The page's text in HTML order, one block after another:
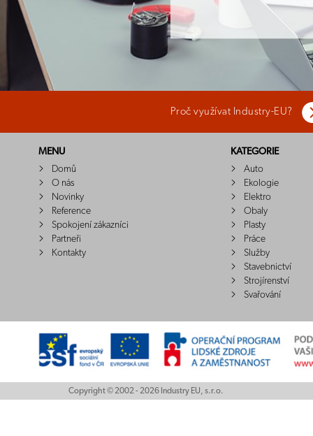
Proč využívat Industry-EU?
MENU
Domů
O nás
Novinky
Reference
Spokojení zákazníci
Partneři
Kontakty
KATEGORIE
Auto
Ekologie
Elektro
Obaly
Plasty
Práce
Služby
Stavebnictví
Strojírenství
Svařování
Copyright © 2002 - 2026 Industry EU, s.r.o.